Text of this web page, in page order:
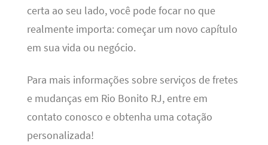
certa ao seu lado, você pode focar no que
realmente importa: começar um novo capítulo
em sua vida ou negócio.
Para mais informações sobre serviços de fretes
e mudanças em Rio Bonito RJ, entre em
contato conosco e obtenha uma cotação
personalizada!